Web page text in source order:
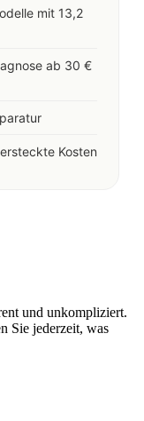
mit 13,2
ab 30 €
Kosten
und unkompliziert.
Sie jederzeit, was